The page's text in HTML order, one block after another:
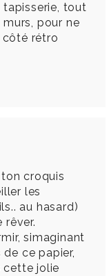
tapisserie, tout
pour ne
côté rétro
ton croquis
les
au hasard)
simaginant
ce papier,
cette jolie